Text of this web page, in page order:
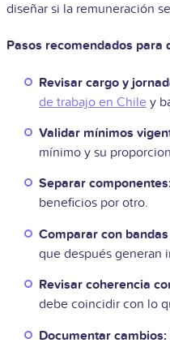
diseñar si la remuneración
Pasos recomendados
Revisar cargo y
de trabajo en Chile y
Validar mínimos
mínimo y su
Separar
beneficios por otro.
Comparar con
que después generan
Revisar coherencia
debe coincidir con lo
Documentar cambios: